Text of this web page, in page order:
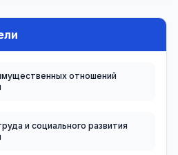
отношений
и социального развития